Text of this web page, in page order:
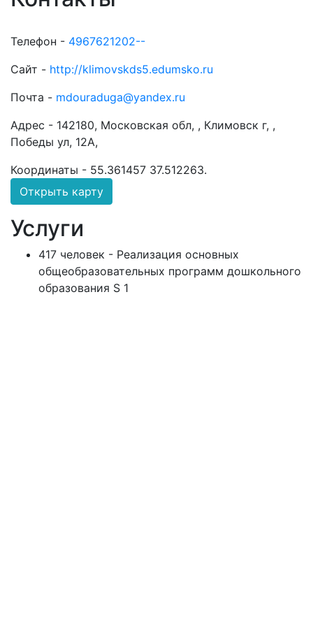
Телефон - 4967621202--
Сайт - http://klimovskds5.edumsko.ru
Почта - mdouraduga@yandex.ru
Адрес - 142180, Московская обл, , Климовск г, ,
Победы ул, 12А,
Координаты - 55.361457 37.512263.
Открыть карту
Услуги
417 человек - Реализация основных
общеобразовательных программ дошкольного
образования S 1